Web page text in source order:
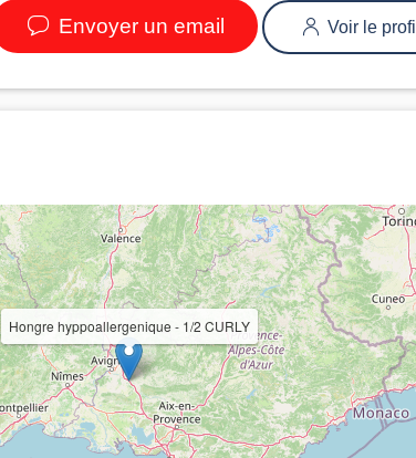
Envoyer un email Voir le profil
Hongre hyppoallergenique - 1/2 CURLY